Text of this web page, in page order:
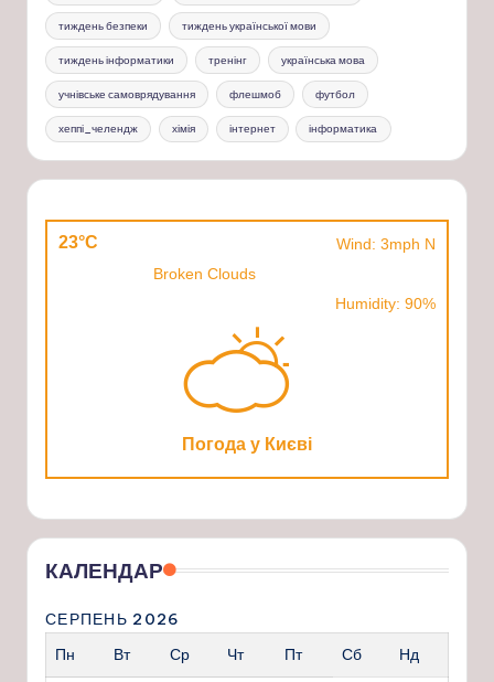
тиждень безпеки тиждень української мови
тиждень інформатики тренінг українська мова
учнівське самоврядування флешмоб футбол
хеппі_челендж хімія інтернет інформатика
23°C
Wind: 3mph N
Broken Clouds
Humidity: 90%
Погода у Києві
КАЛЕНДАР
СЕРПЕНЬ 2026
Пн
Вт Ср Чт Пт Сб Нд